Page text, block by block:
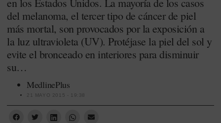
del melanoma, el tercer tipo de cáncer de piel
más mortal, son provocados por la exposición a
la luz ultravioleta (UV). Protéjase la piel del sol y
evite el bronceado en interiores para disminuir
su…
MedlinePlus
21 MAYO 2015 - 19:38